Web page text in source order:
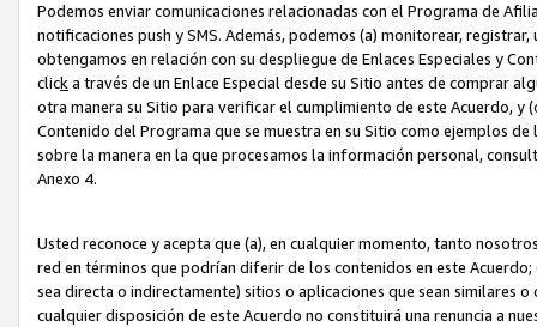
Podemos enviar comunicaciones relacionadas con el Programa de
notificaciones push y SMS. Además, podemos (a) monitorear,
obtengamos en relación con su despliegue de Enlaces Especiales y
clicka través de un Enlace Especial desde su Sitio antes de comprar
otra manera su Sitio para verificar el cumplimiento de este Acuerdo,
Contenido del Programa que se muestra en su Sitio como ejemplos
sobre la manera en la que procesamos la información personal,
Anexo 4.
Usted reconoce y acepta que (a), en cualquier momento, tanto
red en términos que podrían diferir de los contenidos en este
sea directa o indirectamente) sitios o aplicaciones que sean similares
cualquier disposición de este Acuerdo no constituirá una renuncia a